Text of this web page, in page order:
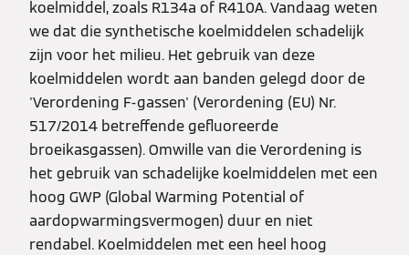
koelmiddel, zoals R134a of R410A. Vandaag weten
we dat die synthetische koelmiddelen schadelijk
zijn voor het milieu. Het gebruik van deze
koelmiddelen wordt aan banden gelegd door de
'Verordening F-gassen' (Verordening (EU) Nr.
517/2014 betreffende gefluoreerde
broeikasgassen). Omwille van die Verordening is
het gebruik van schadelijke koelmiddelen met een
hoog GWP (Global Warming Potential of
aardopwarmingsvermogen) duur en niet
rendabel. Koelmiddelen met een heel hoog